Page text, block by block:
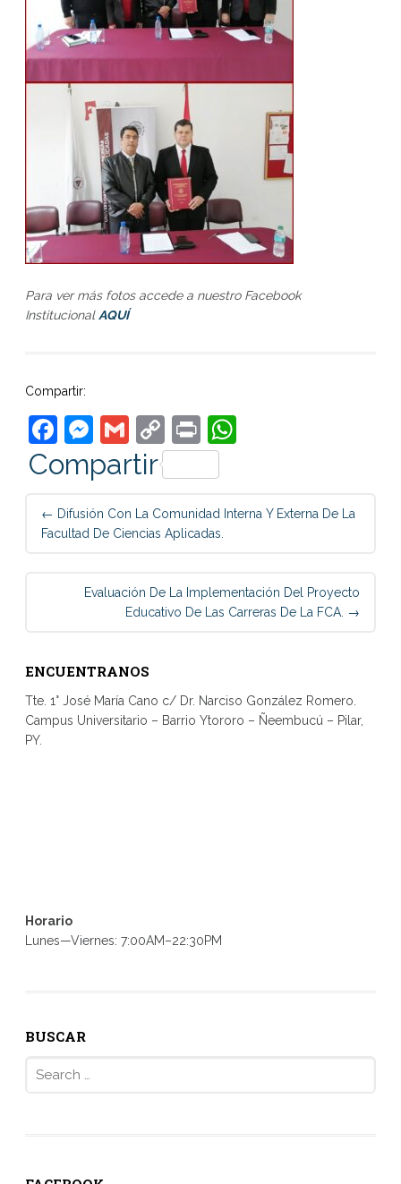
Para ver más fotos accede a nuestro Facebook
Institucional AQUÍ
Compartir:
Facebook
Messenger
Gmail
Copy
Link
PrintWhatsApp
Compartir
Post
navigation
← Difusión Con La Comunidad Interna Y Externa De La
Facultad De Ciencias Aplicadas.
Evaluación De La Implementación Del Proyecto
Educativo De Las Carreras De La FCA. →
ENCUENTRANOS
Tte. 1° José María Cano c/ Dr. Narciso González Romero.
Campus Universitario – Barrio Ytororo – Ñeembucú – Pilar,
PY.
Horario
Lunes—Viernes: 7:00AM–22:30PM
BUSCAR
for: